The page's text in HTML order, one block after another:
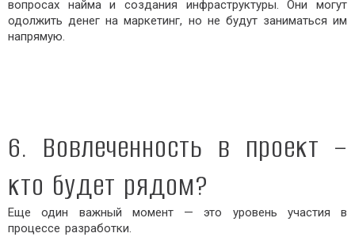
вопросах найма и создания инфраструктуры. Они могут
одолжить денег на маркетинг, но не будут заниматься им
напрямую.
6. Вовлеченность в проект –
кто будет рядом?
Еще один важный момент — это уровень участия в
процессе разработки.